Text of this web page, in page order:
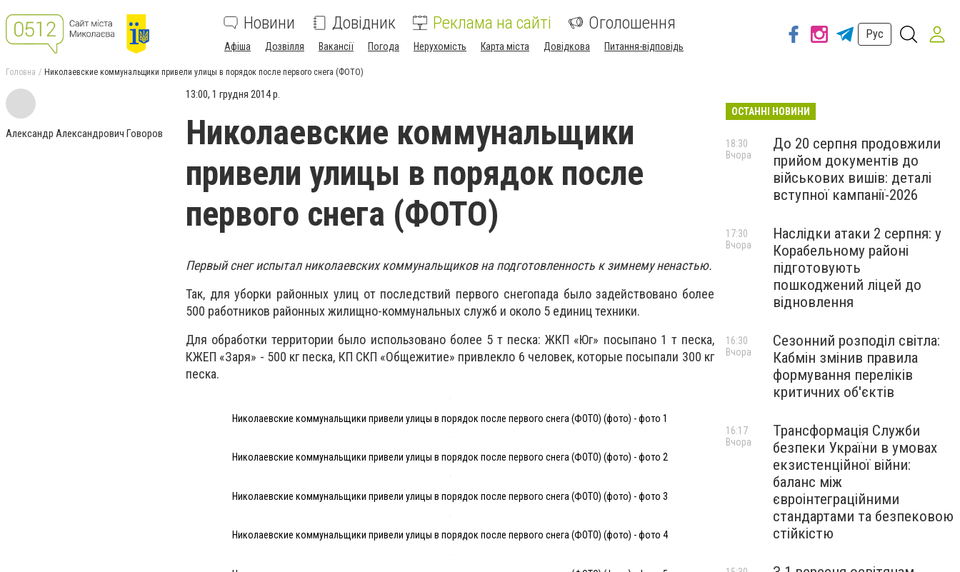
Новини Довідник Реклама на сайті Оголошення
Афіша Дозвілля Вакансії Погода Нерухомість Карта міста Довідкова Питання-відповідь
Рус
Головна Николаевские коммунальщики привели улицы в порядок после первого снега (ФОТО)
Александр Александрович Говоров
13:00, 1 грудня 2014 р.
Николаевские коммунальщики
привели улицы в порядок после
первого снега (ФОТО)
Первый снег испытал николаевских коммунальщиков на подготовленность к зимнему ненастью.
Так, для уборки районных улиц от последствий первого снегопада было задействовано более
500 работников районных жилищно-коммунальных служб и около 5 единиц техники.
Для обработки территории было использовано более 5 т песка: ЖКП «Юг» посыпано 1 т песка,
КЖЕП «Заря» - 500 кг песка, КП СКП «Общежитие» привлекло 6 человек, которые посыпали 300 кг
песка.
Николаевские коммунальщики привели улицы в порядок после первого снега (ФОТО) (фото) - фото 1
Николаевские коммунальщики привели улицы в порядок после первого снега (ФОТО) (фото) - фото 2
Николаевские коммунальщики привели улицы в порядок после первого снега (ФОТО) (фото) - фото 3
Николаевские коммунальщики привели улицы в порядок после первого снега (ФОТО) (фото) - фото 4
ОСТАННІ НОВИНИ
До 20 серпня продовжили
прийом документів до
військових вишів: деталі
вступної кампанії-2026
18:30
Вчора
Наслідки атаки 2 серпня: у
Корабельному районі
підготовують
пошкоджений ліцей до
відновлення
17:30
Вчора
Сезонний розподіл світла:
Кабмін змінив правила
формування переліків
критичних об'єктів
16:30
Вчора
Трансформація Служби
безпеки України в умовах
екзистенційної війни:
баланс між
євроінтеграційними
стандартами та безпековою
стійкістю
16:17
Вчора